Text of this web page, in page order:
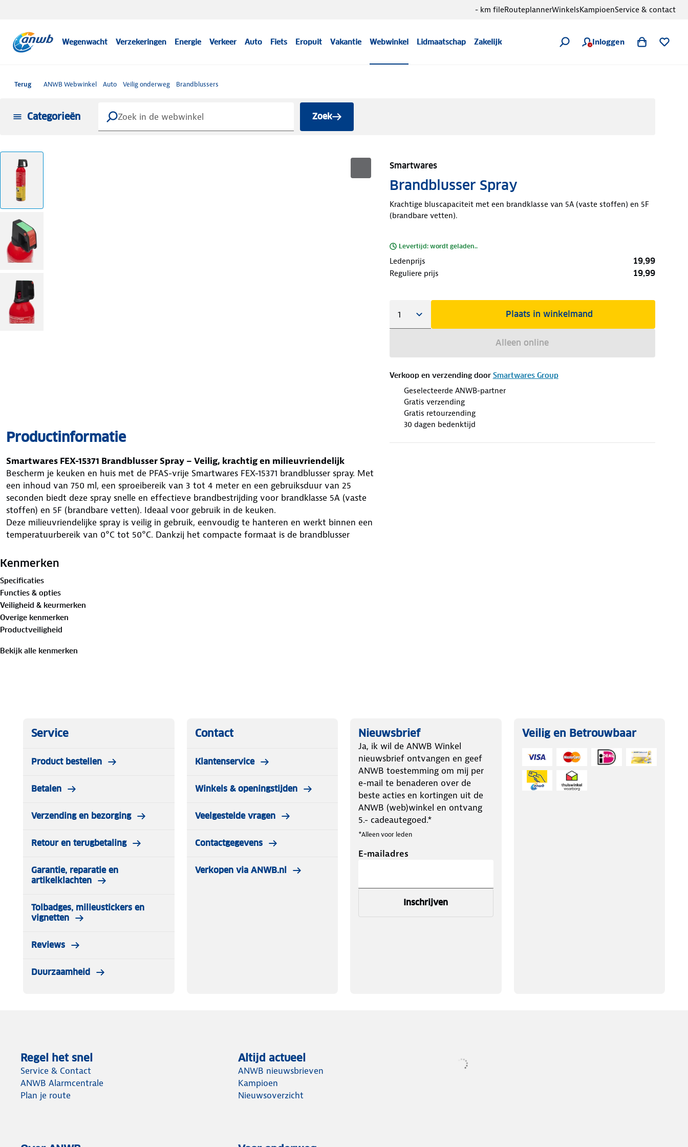
Wegenwacht Verzekeringen Energie Verkeer Auto Fiets Eropuit Vakantie Webwinkel Lidmaatschap Zakelijk Inloggen
- km fileRouteplannerWinkelsKampioenService & contact
Terug ANWB Webwinkel Auto Veilig onderweg Brandblussers
Categorieën Zoek
Smartwares
Brandblusser Spray
Krachtige bluscapaciteit met een brandklasse van 5A (vaste stoffen) en 5F
(brandbare vetten).
Levertijd: wordt geladen..
Ledenprijs 19,99
Reguliere prijs 19,99
Plaats in winkelmand
Alleen online
Verkoop en verzending door Smartwares Group
Geselecteerde ANWB-partner
Gratis verzending
Gratis retourzending
30 dagen bedenktijd
Productinformatie
Smartwares FEX-15371 Brandblusser Spray – Veilig, krachtig en milieuvriendelijk
Bescherm je keuken en huis met de PFAS-vrije Smartwares FEX-15371 brandblusser spray. Met
een inhoud van 750 ml, een sproeibereik van 3 tot 4 meter en een gebruiksduur van 25
seconden biedt deze spray snelle en effectieve brandbestrijding voor brandklasse 5A (vaste
stoffen) en 5F (brandbare vetten). Ideaal voor gebruik in de keuken.
Deze milieuvriendelijke spray is veilig in gebruik, eenvoudig te hanteren en werkt binnen een
temperatuurbereik van 0°C tot 50°C. Dankzij het compacte formaat is de brandblusser
garandeert duurzaamheid en betrouwbaarheid, zonder gebruik van schadelijke chemicaliën.
een betrouwbare oplossing voor brandveiligheid in huis.
Wat zit er in de doos?
Smartwares FEX-15371 brandblusser spray, handleiding
Waarom kiezen voor de Smartwares FEX-15371?
PFAS-vrij en milieuvriendelijk
Blust vaste stoffen en vetbranden (5A/5F)
Sproeibereik van 3–4 meter
Kenmerken
Specificaties
Functies & opties
Veiligheid & keurmerken
Overige kenmerken
Productveiligheid
Bekijk alle kenmerken
Service
Product bestellen
Betalen
Verzending en bezorging
Retour en terugbetaling
Garantie, reparatie en
artikelklachten
Tolbadges, milieustickers en
vignetten
Reviews
Duurzaamheid
Contact
Klantenservice
Winkels & openingstijden
Veelgestelde vragen
Contactgegevens
Verkopen via ANWB.nl
Nieuwsbrief
Ja, ik wil de ANWB Winkel
nieuwsbrief ontvangen en geef
ANWB toestemming om mij per
e-mail te benaderen over de
beste acties en kortingen uit de
ANWB (web)winkel en ontvang
5.- cadeautegoed.*
*Alleen voor leden
E-mailadres
Inschrijven
Veilig en Betrouwbaar
Regel het snel
Service & Contact
ANWB Alarmcentrale
Plan je route
Altijd actueel
ANWB nieuwsbrieven
Kampioen
Nieuwsoverzicht